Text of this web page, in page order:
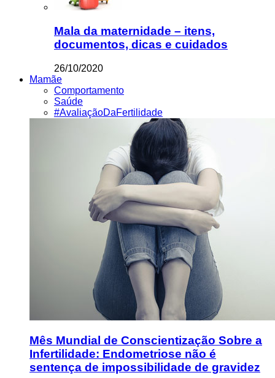
Mala da maternidade – itens,
documentos, dicas e cuidados
26/10/2020
Mamãe
Comportamento
Saúde
#AvaliaçãoDaFertilidade
Mês Mundial de Conscientização Sobre a
Infertilidade: Endometriose não é
sentença de impossibilidade de gravidez